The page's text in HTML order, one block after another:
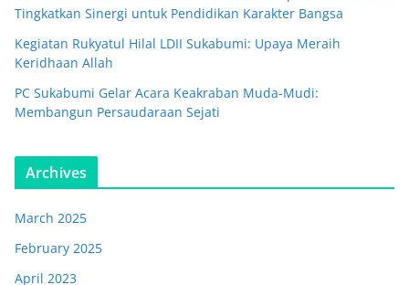
Tingkatkan Sinergi untuk Pendidikan Karakter Bangsa
Kegiatan Rukyatul Hilal LDII Sukabumi: Upaya Meraih
Keridhaan Allah
PC Sukabumi Gelar Acara Keakraban Muda-Mudi:
Membangun Persaudaraan Sejati
Archives
March 2025
February 2025
April 2023